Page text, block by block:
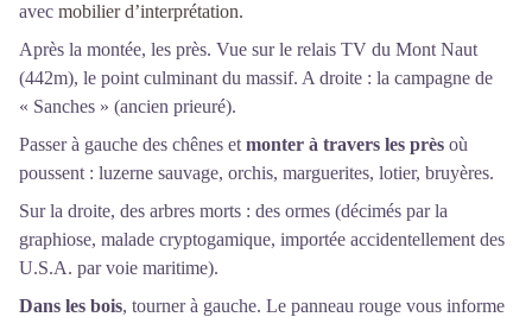
avec mobilier d’interprétation.
Après la montée, les près. Vue sur le relais TV du Mont Naut
(442m), le point culminant du massif. A droite : la campagne de
« Sanches » (ancien prieuré).
Passer à gauche des chênes et monter à travers les près où
poussent : luzerne sauvage, orchis, marguerites, lotier, bruyères.
Sur la droite, des arbres morts : des ormes (décimés par la
graphiose, malade cryptogamique, importée accidentellement des
U.S.A. par voie maritime).
Dans les bois, tourner à gauche. Le panneau rouge vous informe